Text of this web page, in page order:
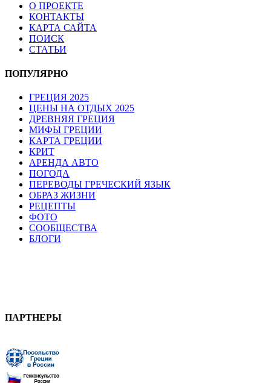
О ПРОЕКТЕ
КОНТАКТЫ
КАРТА САЙТА
ПОИСК
СТАТЬИ
ПОПУЛЯРНО
ГРЕЦИЯ 2025
ЦЕНЫ НА ОТДЫХ 2025
ДРЕВНЯЯ ГРЕЦИЯ
МИФЫ ГРЕЦИИ
КАРТА ГРЕЦИИ
КРИТ
АРЕНДА АВТО
ПОГОДА
ПЕРЕВОДЫ ГРЕЧЕСКИЙ ЯЗЫК
ОБРАЗ ЖИЗНИ
РЕЦЕПТЫ
ФОТО
СООБЩЕСТВА
БЛОГИ
ПАРТНЕРЫ